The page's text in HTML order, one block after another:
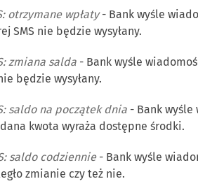
otrzymane wpłaty- Bank wyśle
SMS nie będzie wysyłany.
zmiana salda - Bank wyśle
będzie wysyłany.
saldo na początek dnia - Bank wyśle
kwota wyraża dostępne środki.
saldo codziennie- Bank wyśle
zmianie czy też nie.